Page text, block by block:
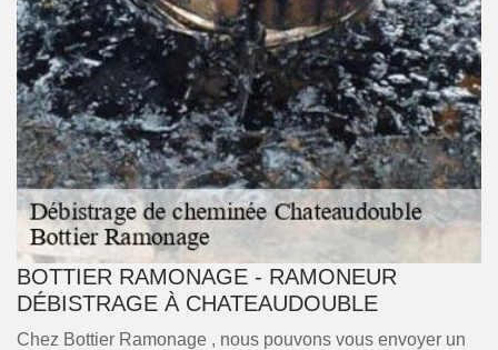
BOTTIER RAMONAGE - RAMONEUR
DÉBISTRAGE À CHATEAUDOUBLE
Chez Bottier Ramonage , nous pouvons vous envoyer un